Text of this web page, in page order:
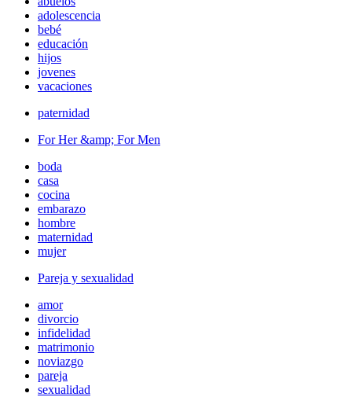
adolescencia
bebé
educación
hijos
jovenes
vacaciones
paternidad
For Her &amp; For Men
boda
casa
cocina
embarazo
hombre
maternidad
mujer
Pareja y sexualidad
amor
divorcio
infidelidad
matrimonio
noviazgo
pareja
sexualidad